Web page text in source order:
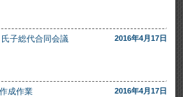
子総代合同会議 2016年4月17日
成作業 2016年4月17日